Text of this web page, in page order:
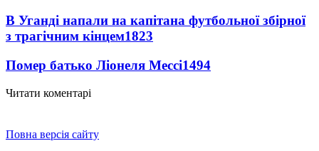
В Уганді напали на капітана футбольної збірної
з трагічним кінцем1823
Помер батько Ліонеля Мессі1494
Читати коментарі
Повна версія сайту